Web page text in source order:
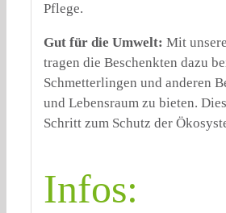
Pflege.
Gut für die Umwelt: Mit
tragen die Beschenkten dazu
Schmetterlingen und anderen
und Lebensraum zu bieten.
Schritt zum Schutz der
Infos: